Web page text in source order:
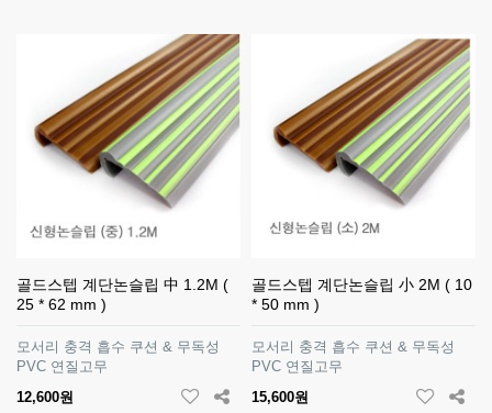
골드스텝 계단논슬립 中 1.2M (
25 * 62 mm )
모서리 충격 흡수 쿠션 & 무독성
PVC 연질고무
12,600원
골드스텝 계단논슬립 小 2M ( 10
* 50 mm )
모서리 충격 흡수 쿠션 & 무독성
PVC 연질고무
15,600원